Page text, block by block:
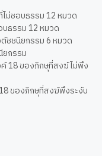
ม่ชอบธรรม 12 หมวด
ธรรม 12 หมวด
ชชนียกรรม 6 หมวด
กรรม
18 ของภิกษุที่สงฆ์ไม่พึง
ของภิกษุที่สงฆ์พึงระงับ